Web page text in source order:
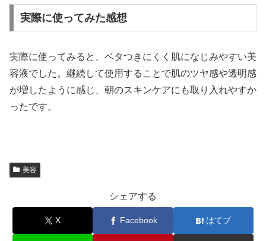
実際に使ってみた感想
実際に使ってみると、ベタつきにくく肌になじみやすい美
容液でした。継続して使用することで肌のツヤ感や透明感
が増したように感じ、朝のスキンケアにも取り入れやすか
ったです。
美容
シェアする
X Facebook はてブ